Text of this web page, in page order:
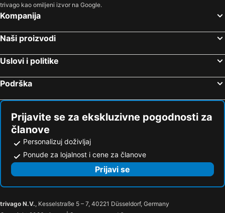
trivago kao omiljeni izvor na Google.
Kompanija
Naši proizvodi
Uslovi i politike
Podrška
Prijavite se za ekskluzivne pogodnosti za
članove
Personalizuj doživljaj
Ponude za lojalnost i cene za članove
Prijavi se
trivago N.V., Kesselstraße 5 – 7, 40221 Düsseldorf, Germany